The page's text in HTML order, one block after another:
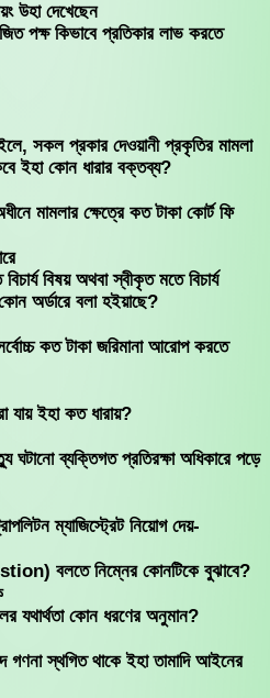
উহা দেখেছেন
পক্ষ কিভাবে প্রতিকার লাভ করতে
সকল প্রকার দেওয়ানী প্রকৃতির মামলা
ইহা কোন ধারার বক্তব্য?
মামলার ক্ষেত্রে কত টাকা কোর্ট ফি
বিষয় অথবা স্বীকৃত মতে বিচার্য
অর্ডারে বলা হইয়াছে?
কত টাকা জরিমানা আরোপ করতে
যায় ইহা কত ধারায়?
ঘটানো ব্যক্তিগত প্রতিরক্ষা অধিকারে পড়ে
ম্যাজিস্ট্রেট নিয়োগ দেয়-
বলতে নিম্নের কোনটিকে বুঝাবে?
কোন ধরণের অনুমান?
গণনা স্থগিত থাকে ইহা তামাদি আইনের